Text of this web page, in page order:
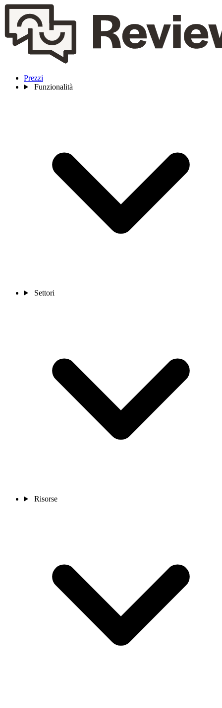
Prezzi
Funzionalità
Settori
Risorse